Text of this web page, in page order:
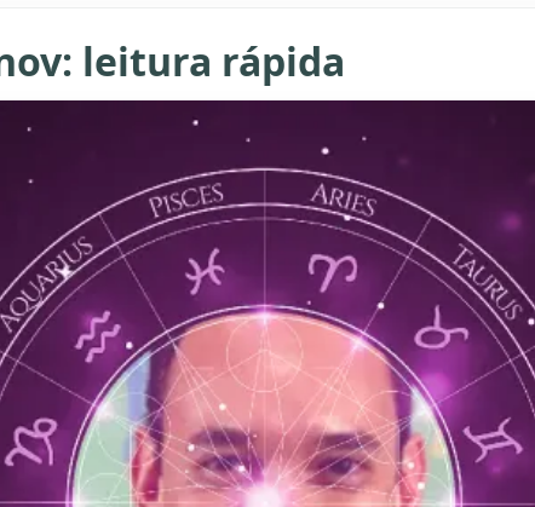
leitura rápida